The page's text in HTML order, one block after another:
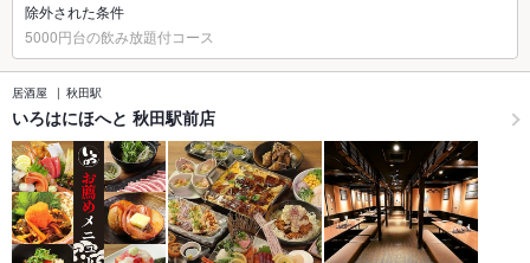
除外された条件
5000円台の飲み放題付コース
居酒屋 秋田駅
いろはにほへと 秋田駅前店